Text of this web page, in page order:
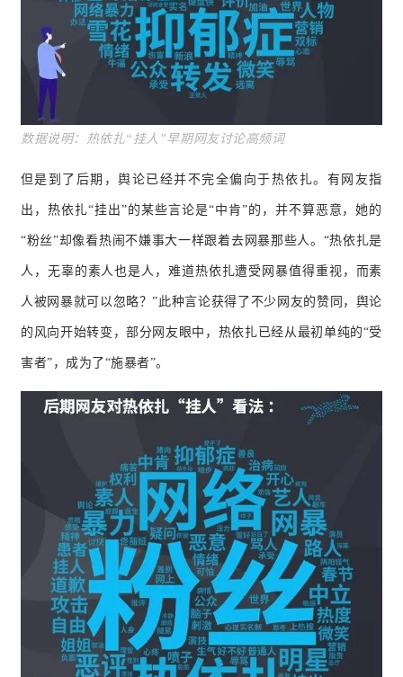
数据说明：热依扎“挂人”早期网友讨论高频词
但是到了后期，舆论已经并不完全偏向于热依扎。 有网友指
出，热依扎“挂出”的某些言论是“中肯”的，并不算恶意，她的
“粉丝”却像看热闹不嫌事大一样跟着去网暴那些人。 “热依扎是
人，无辜的素人也是人，难道热依扎遭受网暴值得重视，而素
人被网暴就可以忽略？”此种言论获得了不少网友的赞同，舆论
的风向开始转变，部分网友眼中，热依扎已经从最初单纯的“受
害者”，成为了“施暴者”。